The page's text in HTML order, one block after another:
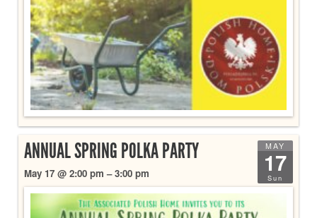
MAY
17
Sun
ANNUAL SPRING POLKA PARTY
May 17 @ 2:00 pm – 3:00 pm